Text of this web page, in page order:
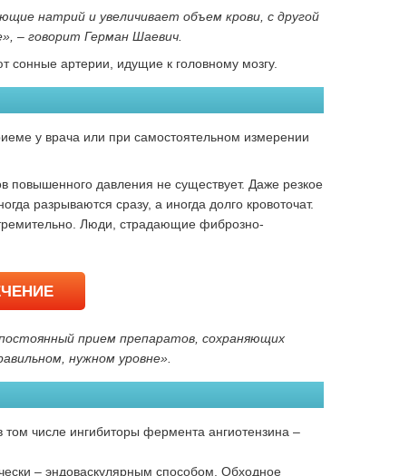
натрий и увеличивает объем крови, с другой
– говорит Герман Шаевич.
артерии, идущие к головному мозгу.
у врача или при самостоятельном измерении
повышенного давления не существует. Даже резкое
разрываются сразу, а иногда долго кровоточат.
Люди, страдающие фиброзно-
прием препаратов, сохраняющих
нужном уровне».
числе ингибиторы фермента ангиотензина –
– эндоваскулярным способом. Обходное